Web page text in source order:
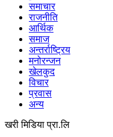
समाचार
राजनीति
आर्थिक
समाज
अन्तर्राष्ट्रिय
मनोरन्जन
खेलकुद
विचार
प्रवास
अन्य
खरी मिडिया प्रा.लि